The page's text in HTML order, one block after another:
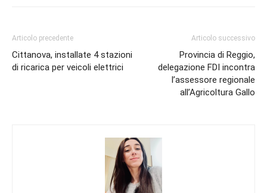
Articolo precedente
Cittanova, installate 4 stazioni
di ricarica per veicoli elettrici
Articolo successivo
Provincia di Reggio,
delegazione FDI incontra
l’assessore regionale
all’Agricoltura Gallo